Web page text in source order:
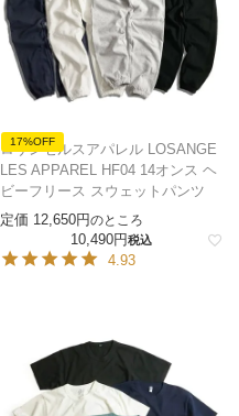
17%OFF
ロサンゼルスアパレル LOSANGE
LES APPAREL HF04 14オンス ヘ
ビーフリース スウェットパンツ
定価 12,650 のところ
10,490 税込
4.93